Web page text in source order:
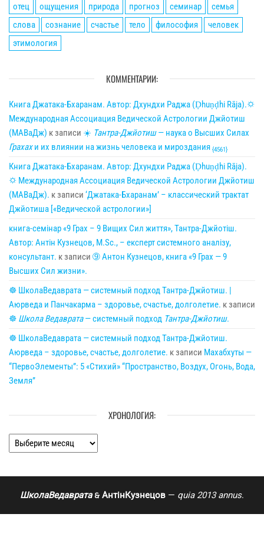
отец
ощущения природа прогноз семинар
семья
слова
сознание счастье тело философия
человек
этимология
КОММЕНТАРИИ:
Книга Джатака-Бхаранам. Автор: Дхундхи Раджа (Ḍhuṇḍhi Rāja).🌣
Международная Ассоциация Ведической Астрологии Джйотиш
(МАВаДж) к записи ☀ Тантра-Джйотиш— наука о Высших Силах
Грахахи их влиянии на жизнь человека и мироздания {4561}
Книга Джатака-Бхаранам. Автор: Дхундхи Раджа (Ḍhuṇḍhi Rāja).
🌣 Международная Ассоциация Ведической Астрологии Джйотиш
(МАВаДж). к записи ‘Джатака-Бхаранам’ – классический трактат
Джйотиша [«Ведической астрологии»]
книга-семінар «9 Грах – 9 Вищих Сил життя», Тантра-Джйотіш.
Автор: Антін Кузнецов, M.Sc., – експерт системного аналізу,
консультант. к записи ➈ Антон Кузнецов, книга «9 Грах — 9
Высших Сил жизни».
☸ ШколаВедаврата — системный подход Тантра-Джйотиш. |
Аюрведа и Панчакарма – здоровье, счастье, долголетие. к записи
☸ Школа Ведаврата— системный подход Тантра-Джйотиш.
☸ ШколаВедаврата — системный подход Тантра-Джйотиш.
Аюрведа – здоровье, счастье, долголетие. к записи Махабхуты —
“ПервоЭлементы”: 5 «Стихий» “Пространство, Воздух, Огонь, Вода,
Земля”
ХРОНОЛОГИЯ:
Хронология:
ШколаВедаврата 🙲 АнтінКузнецов — quia 2013 annus.